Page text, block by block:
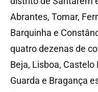
Abrantes, Tomar,
Barquinha e
quatro dezenas de
Beja, Lisboa, Castelo
Guarda e Bragança